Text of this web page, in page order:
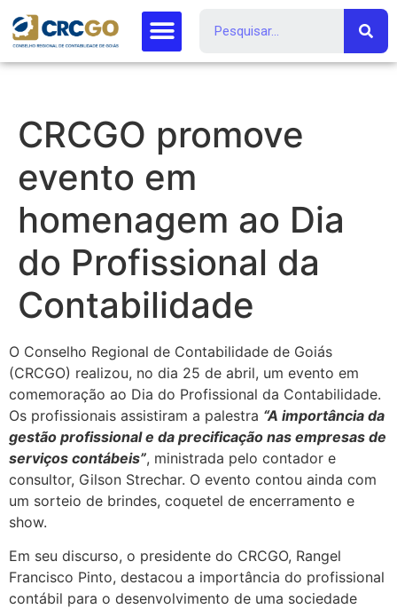
CRCGO promove
evento em
homenagem ao Dia
do Profissional da
Contabilidade
O Conselho Regional de Contabilidade de Goiás
(CRCGO) realizou, no dia 25 de abril, um evento em
comemoração ao Dia do Profissional da Contabilidade.
Os profissionais assistiram a palestra “A importância da
gestão profissional e da precificação nas empresas de
serviços contábeis”, ministrada pelo contador e
consultor, Gilson Strechar. O evento contou ainda com
um sorteio de brindes, coquetel de encerramento e
show.
Em seu discurso, o presidente do CRCGO, Rangel
Francisco Pinto, destacou a importância do profissional
contábil para o desenvolvimento de uma sociedade